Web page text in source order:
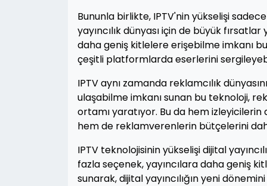
Bununla birlikte, IPTV'nin yükselişi
yayıncılık dünyası için de büyük
daha geniş kitlelere erişebilme imkanı
çeşitli platformlarda eserlerini
IPTV aynı zamanda reklamcılık
ulaşabilme imkanı sunan bu teknoloji,
ortamı yaratıyor. Bu da hem izleyicilerin
hem de reklamverenlerin bütçelerini
IPTV teknolojisinin yükselişi dijital
fazla seçenek, yayıncılara daha geniş
sunarak, dijital yayıncılığın yeni